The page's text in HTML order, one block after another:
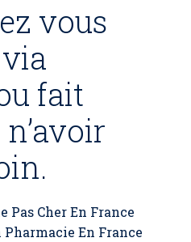
vous
fait
Pas Cher En France
En France